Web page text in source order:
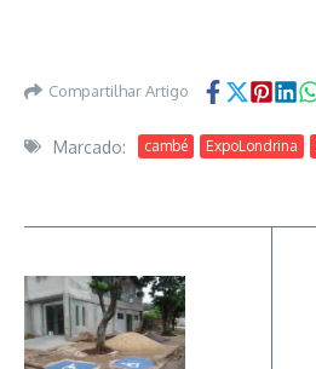
Compartilhar Artigo
Marcado: cambé ExpoLondrina